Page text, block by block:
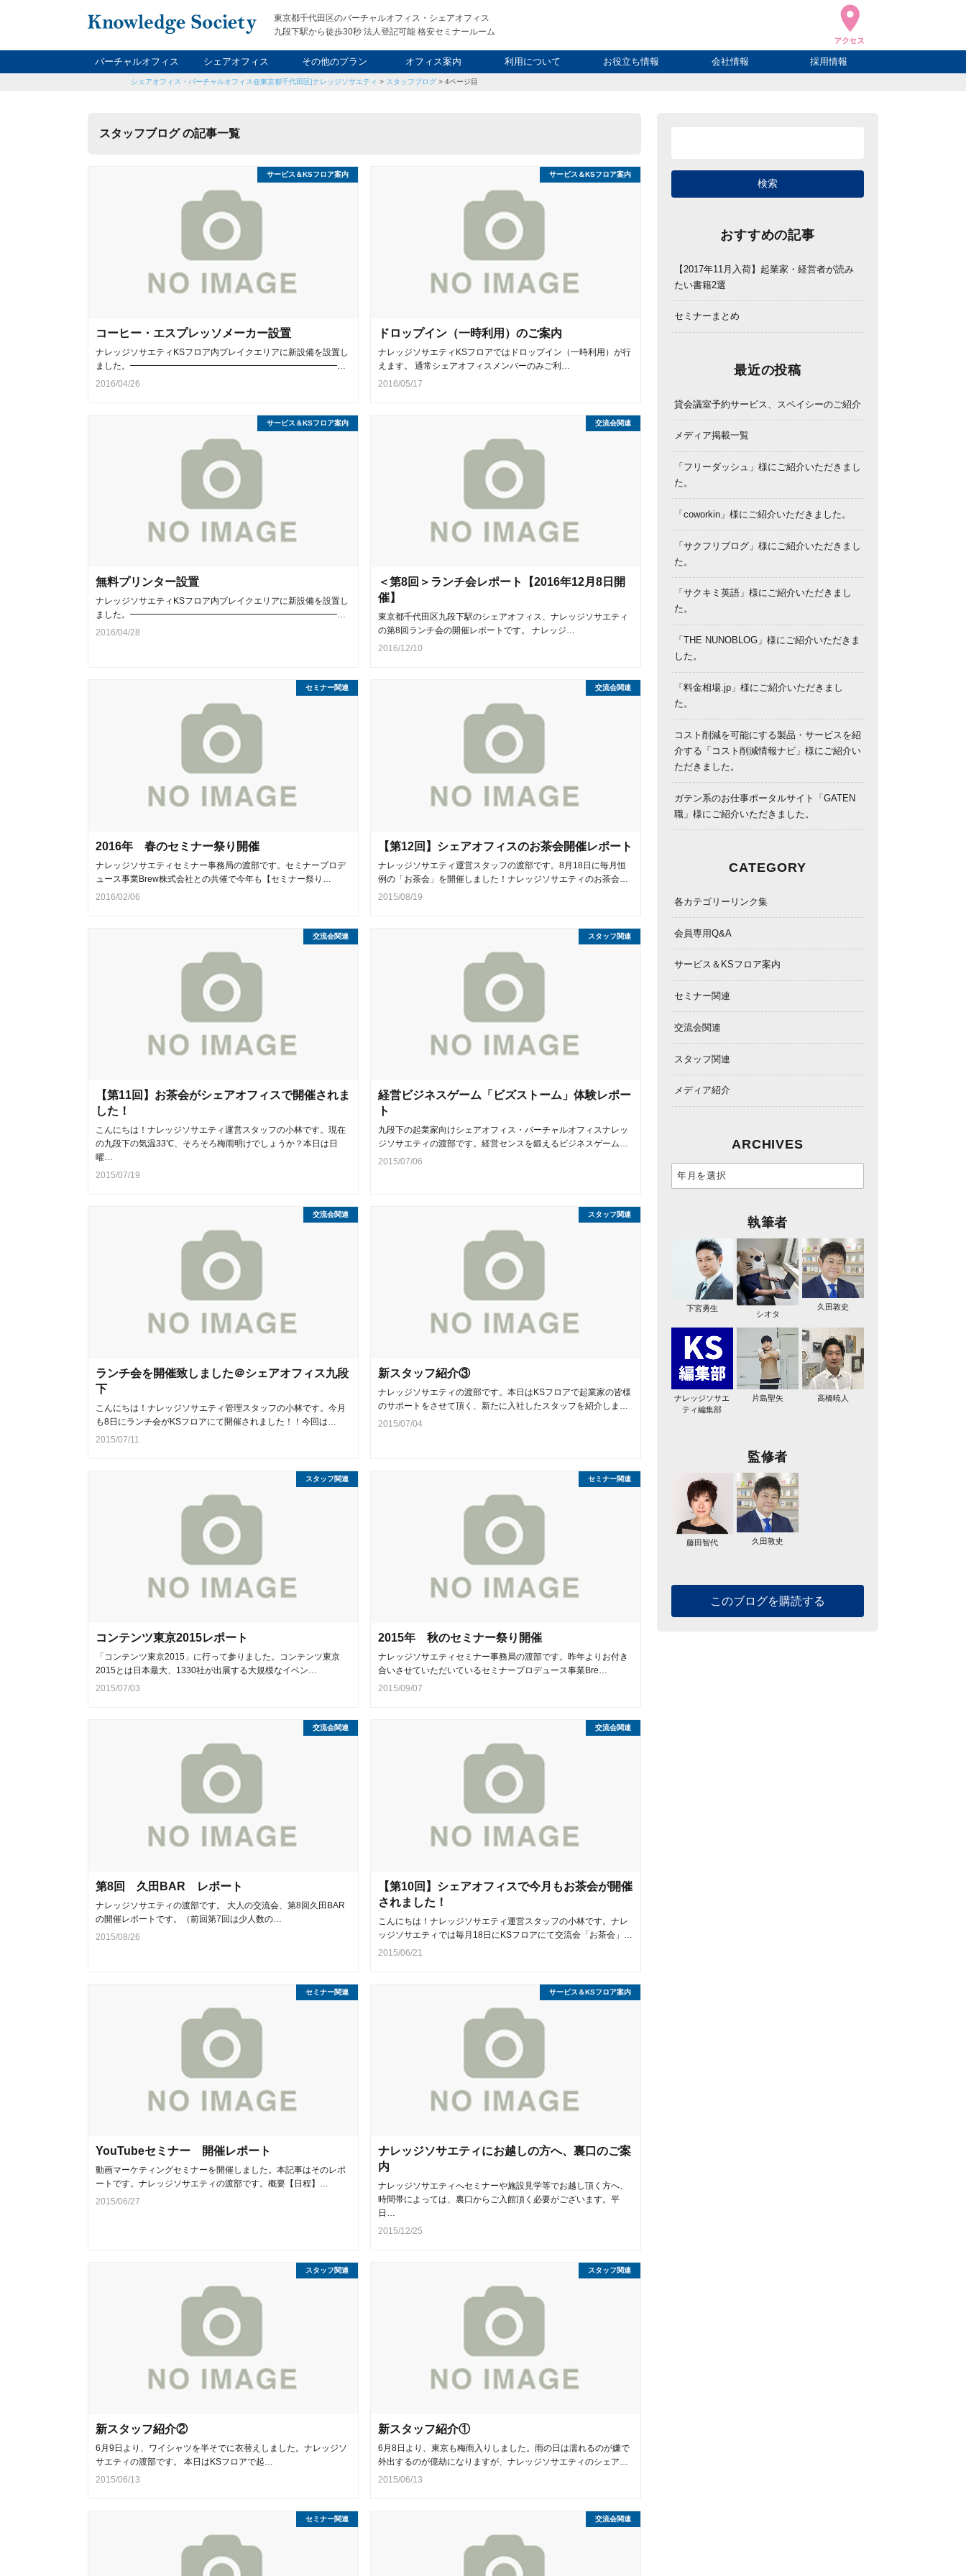
東京都千代田区のバーチャルオフィス・シェアオフィス
九段下駅から徒歩30秒 法人登記可能 格安セミナールーム
バーチャルオフィス シェアオフィス その他のプラン
レンタルオフィス
ナイト&ウィークエンド
貸し会議室
オフィス案内 利用について お役立ち情報 会社情報 採用情報
シェアオフィス・バーチャルオフィス@東京都千代田区|ナレッジソサエティ > スタッフブログ > 4ページ目
スタッフブログ の記事一覧
コーヒー・エスプレッソメーカー設置
ナレッジソサエティKSフロア内ブレイクエリアに新設備を設置し
ました。━━━━━━━━━━━━━━━━━━━━━━━━…
2016/04/26
サービス＆KSフロア案内
ドロップイン（一時利用）のご案内
ナレッジソサエティKSフロアではドロップイン（一時利用）が行
えます。 通常シェアオフィスメンバーのみご利…
2016/05/17
サービス＆KSフロア案内
無料プリンター設置
ナレッジソサエティKSフロア内ブレイクエリアに新設備を設置し
ました。━━━━━━━━━━━━━━━━━━━━━━━━…
2016/04/28
サービス＆KSフロア案内
＜第8回＞ランチ会レポート【2016年12月8日開
催】
東京都千代田区九段下駅のシェアオフィス、ナレッジソサエティ
の第8回ランチ会の開催レポートです。 ナレッジ…
2016/12/10
交流会関連
2016年 春のセミナー祭り開催
ナレッジソサエティセミナー事務局の渡部です。セミナープロデ
ュース事業Brew株式会社との共催で今年も【セミナー祭り…
2016/02/06
セミナー関連
【第12回】シェアオフィスのお茶会開催レポート
ナレッジソサエティ運営スタッフの渡部です。8月18日に毎月恒
例の「お茶会」を開催しました！ナレッジソサエティのお茶会…
2015/08/19
交流会関連
【第11回】お茶会がシェアオフィスで開催されま
した！
こんにちは！ナレッジソサエティ運営スタッフの小林です。現在
の九段下の気温33℃、そろそろ梅雨明けでしょうか？本日は日
曜…
2015/07/19
交流会関連
経営ビジネスゲーム「ビズストーム」体験レポー
ト
九段下の起業家向けシェアオフィス・バーチャルオフィスナレッ
ジソサエティの渡部です。経営センスを鍛えるビジネスゲーム…
2015/07/06
スタッフ関連
ランチ会を開催致しました＠シェアオフィス九段
下
こんにちは！ナレッジソサエティ管理スタッフの小林です。今月
も8日にランチ会がKSフロアにて開催されました！！今回は…
2015/07/11
交流会関連
新スタッフ紹介③
ナレッジソサエティの渡部です。本日はKSフロアで起業家の皆様
のサポートをさせて頂く、新たに入社したスタッフを紹介しま…
2015/07/04
スタッフ関連
コンテンツ東京2015レポート
「コンテンツ東京2015」に行って参りました。コンテンツ東京
2015とは日本最大、1330社が出展する大規模なイベン…
2015/07/03
スタッフ関連
2015年 秋のセミナー祭り開催
ナレッジソサエティセミナー事務局の渡部です。昨年よりお付き
合いさせていただいているセミナープロデュース事業Bre…
2015/09/07
セミナー関連
第8回 久田BAR レポート
ナレッジソサエティの渡部です。 大人の交流会、第8回久田BAR
の開催レポートです。（前回第7回は少人数の…
2015/08/26
交流会関連
【第10回】シェアオフィスで今月もお茶会が開催
されました！
こんにちは！ナレッジソサエティ運営スタッフの小林です。ナレ
ッジソサエティでは毎月18日にKSフロアにて交流会「お茶会」…
2015/06/21
交流会関連
YouTubeセミナー 開催レポート
動画マーケティングセミナーを開催しました。本記事はそのレポ
ートです。ナレッジソサエティの渡部です。概要【日程】…
2015/06/27
セミナー関連
ナレッジソサエティにお越しの方へ、裏口のご案
内
ナレッジソサエティへセミナーや施設見学等でお越し頂く方へ、
時間帯によっては、裏口からご入館頂く必要がございます。平
日…
2015/12/25
サービス＆KSフロア案内
新スタッフ紹介②
6月9日より、ワイシャツを半そでに衣替えしました。ナレッジソ
サエティの渡部です。 本日はKSフロアで起…
2015/06/13
スタッフ関連
新スタッフ紹介①
6月8日より、東京も梅雨入りしました。雨の日は濡れるのが嫌で
外出するのが億劫になりますが、ナレッジソサエティのシェア…
2015/06/13
スタッフ関連
セミナー関連 交流会関連
おすすめの記事
【2017年11月入荷】起業家・経営者が読み
たい書籍2選
セミナーまとめ
最近の投稿
貸会議室予約サービス、スペイシーのご紹介
メディア掲載一覧
「フリーダッシュ」様にご紹介いただきまし
た。
「coworkin」様にご紹介いただきました。
「サクフリブログ」様にご紹介いただきまし
た。
「サクキミ英語」様にご紹介いただきまし
た。
「THE NUNOBLOG」様にご紹介いただきま
した。
「料金相場.jp」様にご紹介いただきまし
た。
コスト削減を可能にする製品・サービスを紹
介する「コスト削減情報ナビ」様にご紹介い
ただきました。
ガテン系のお仕事ポータルサイト「GATEN
職」様にご紹介いただきました。
CATEGORY
各カテゴリーリンク集
会員専用Q&A
サービス＆KSフロア案内
セミナー関連
交流会関連
スタッフ関連
メディア紹介
ARCHIVES
執筆者
下宮勇生
シオタ
久田敦史
ナレッジソサエ
ティ編集部
片島聖矢 高橋暁人
監修者
藤田智代 久田敦史
このブログを購読する